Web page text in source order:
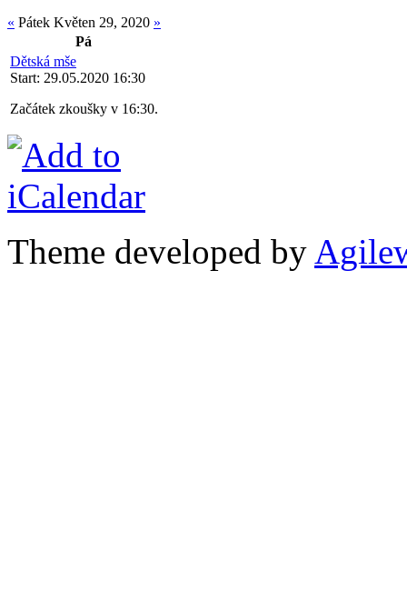
« Pátek Květen 29, 2020 »
Pá
Dětská mše
Start: 29.05.2020 16:30
Začátek zkoušky v 16:30.
Theme developed by